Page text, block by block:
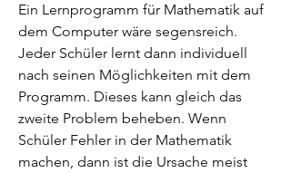
Ein Lernprogramm für Mathematik auf
dem Computer wäre segensreich.
Jeder Schüler lernt dann individuell
nach seinen Möglichkeiten mit dem
Programm. Dieses kann gleich das
zweite Problem beheben. Wenn
Schüler Fehler in der Mathematik
machen, dann ist die Ursache meist